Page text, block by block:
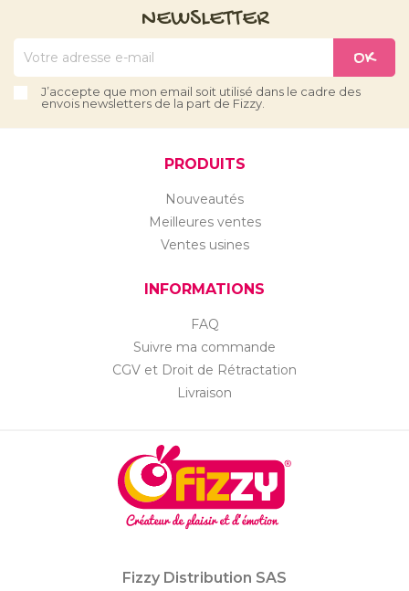
NEWSLETTER
J’accepte que mon email soit utilisé dans le cadre des
envois newsletters de la part de Fizzy.
PRODUITS
Nouveautés
Meilleures ventes
Ventes usines
INFORMATIONS
FAQ
Suivre ma commande
CGV et Droit de Rétractation
Livraison
Fizzy Distribution SAS